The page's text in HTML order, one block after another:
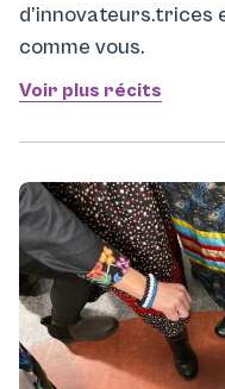
d’innovateurs.trices
comme vous.
Voir plus récits